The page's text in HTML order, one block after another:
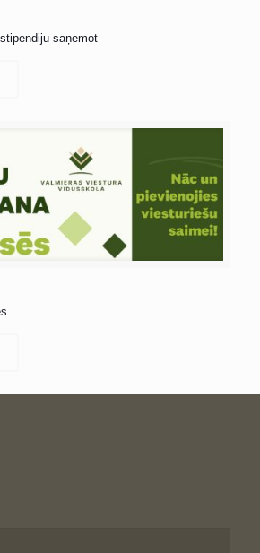
saņemot